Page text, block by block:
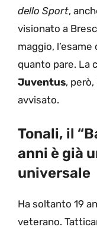
dello Sport,
visionato a
maggio,
quanto pare. La
Juventus,
avvisato.
Tonali, il
anni è già
universale
Ha soltanto 19
veterano.